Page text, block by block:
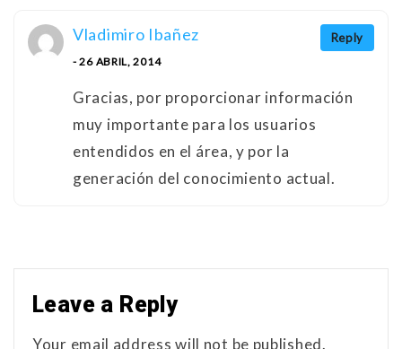
Reply
Vladimiro Ibañez
- 26 ABRIL, 2014
Gracias, por proporcionar información
muy importante para los usuarios
entendidos en el área, y por la
generación del conocimiento actual.
Leave a Reply
Your email address will not be published.